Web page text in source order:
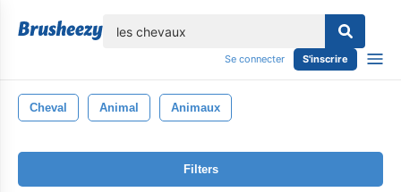
Se connecter S'inscrire
Cheval Animal Animaux
Filters